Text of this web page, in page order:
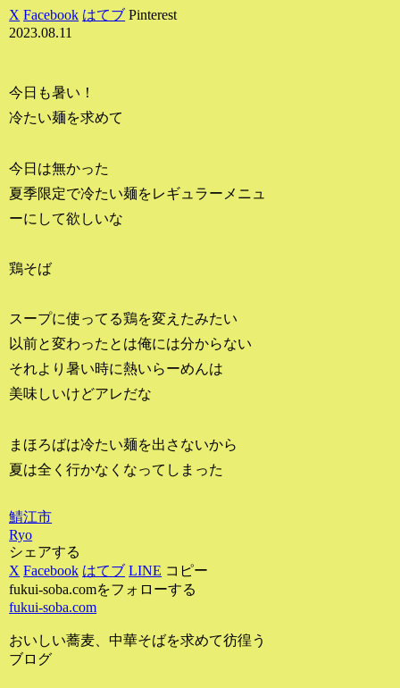
X Facebook はてブ Pinterest
2023.08.11
今日も暑い！
冷たい麺を求めて
今日は無かった
夏季限定で冷たい麺をレギュラーメニュ
ーにして欲しいな
鶏そば
スープに使ってる鶏を変えたみたい
以前と変わったとは俺には分からない
それより暑い時に熱いらーめんは
美味しいけどアレだな
まほろばは冷たい麺を出さないから
夏は全く行かなくなってしまった
鯖江市
Ryo
シェアする
X Facebook はてブ LINE コピー
fukui-soba.comをフォローする
fukui-soba.com
おいしい蕎麦、中華そばを求めて彷徨う
ブログ